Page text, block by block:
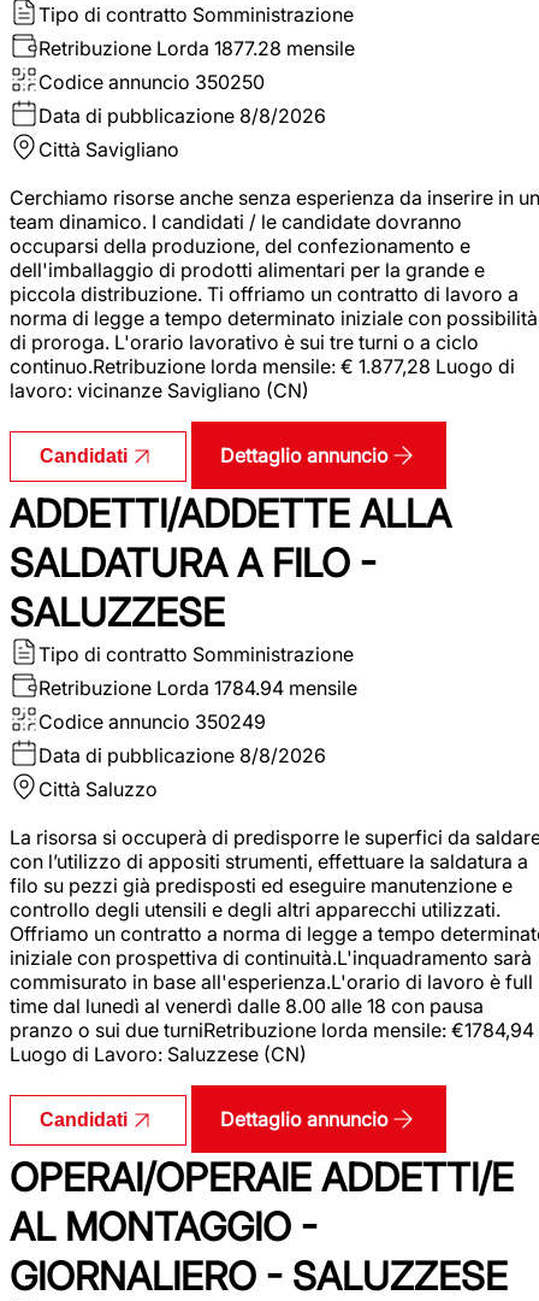
Tipo di contratto Somministrazione
Retribuzione Lorda 1877.28 mensile
Codice annuncio 350250
Data di pubblicazione 8/8/2026
Città Savigliano
Cerchiamo risorse anche senza esperienza da inserire in un
team dinamico. I candidati / le candidate dovranno
occuparsi della produzione, del confezionamento e
dell'imballaggio di prodotti alimentari per la grande e
piccola distribuzione. Ti offriamo un contratto di lavoro a
norma di legge a tempo determinato iniziale con possibilità
di proroga. L'orario lavorativo è sui tre turni o a ciclo
continuo.Retribuzione lorda mensile: € 1.877,28 Luogo di
lavoro: vicinanze Savigliano (CN)
Candidati Dettaglio annuncio
ADDETTI/ADDETTE ALLA
SALDATURA A FILO -
SALUZZESE
Tipo di contratto Somministrazione
Retribuzione Lorda 1784.94 mensile
Codice annuncio 350249
Data di pubblicazione 8/8/2026
Città Saluzzo
La risorsa si occuperà di predisporre le superfici da
con l’utilizzo di appositi strumenti, effettuare la saldatura a
filo su pezzi già predisposti ed eseguire manutenzione e
controllo degli utensili e degli altri apparecchi utilizzati.
Offriamo un contratto a norma di legge a tempo
iniziale con prospettiva di continuità.L'inquadramento sarà
commisurato in base all'esperienza.L'orario di lavoro è full
time dal lunedì al venerdì dalle 8.00 alle 18 con pausa
pranzo o sui due turniRetribuzione lorda mensile: €1784,94
Luogo di Lavoro: Saluzzese (CN)
Candidati Dettaglio annuncio
OPERAI/OPERAIE ADDETTI/E
AL MONTAGGIO -
GIORNALIERO - SALUZZESE